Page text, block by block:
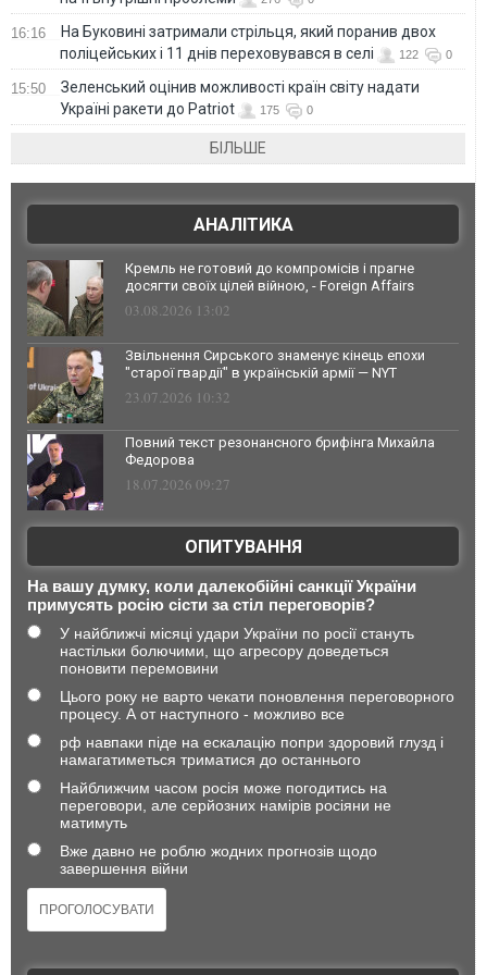
16:16
На Буковині затримали стрільця, який поранив двох
поліцейських і 11 днів переховувався в селі
122 0
15:50
Зеленський оцінив можливості країн світу надати
Україні ракети до Patriot
175 0
БІЛЬШЕ
АНАЛІТИКА
Кремль не готовий до компромісів і прагне
досягти своїх цілей війною, - Foreign Affairs
03.08.2026 13:02
Звільнення Сирського знаменує кінець епохи
"старої гвардії" в українській армії — NYT
23.07.2026 10:32
Повний текст резонансного брифінга Михайла
Федорова
18.07.2026 09:27
ОПИТУВАННЯ
На вашу думку, коли далекобійні санкції України
примусять росію сісти за стіл переговорів?
У найближчі місяці удари України по росії стануть
настільки болючими, що агресору доведеться
поновити перемовини
Цього року не варто чекати поновлення переговорного
процесу. А от наступного - можливо все
рф навпаки піде на ескалацію попри здоровий глузд і
намагатиметься триматися до останнього
Найближчим часом росія може погодитись на
переговори, але серйозних намірів росіяни не
матимуть
Вже давно не роблю жодних прогнозів щодо
завершення війни